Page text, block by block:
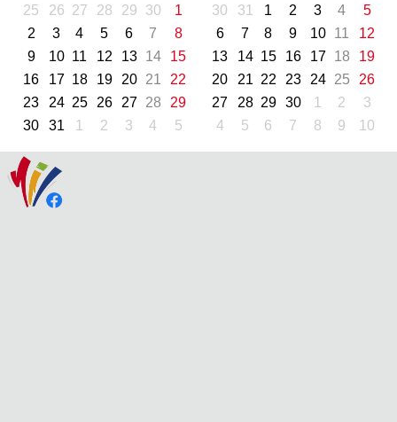
25
26 27 28 29 30
1
2
3 4 5 6 7
8
9
10 11 12 13 14
15
16
17 18 19 20 21
22
23
24 25 26 27 28
29
30
31 1 2 3 4 5
30
31 1 2 3 4
5
6
7 8 9 10 11
12
13
14 15 16 17 18
19
20
21 22 23 24 25
26
27
28 29 30 1 2
3
4
5 6 7 8 9 10